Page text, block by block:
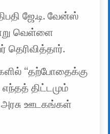
ஜே.டி. வேன்ஸ்
வெள்ளை
தெரிவித்தார்.
“தற்போதைக்கு
திட்டமும்
அரசு ஊடகங்கள்